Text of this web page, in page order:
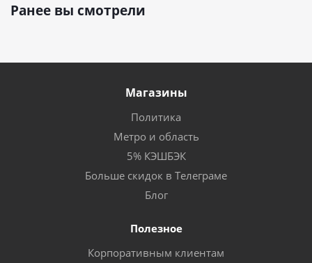
Ранее вы смотрели
Магазины
Политика
Метро и область
5% КЭШБЭК
Больше скидок в Телеграме
Блог
Полезное
Корпоративным клиентам